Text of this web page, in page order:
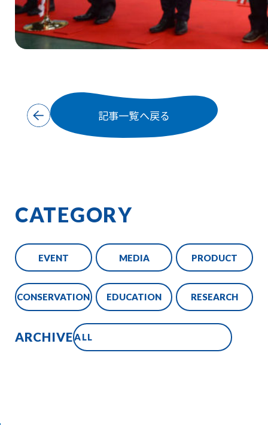
記事一覧へ戻る
CATEGORY
EVENT MEDIA PRODUCT
CONSERVATION EDUCATION RESEARCH
ARCHIVE